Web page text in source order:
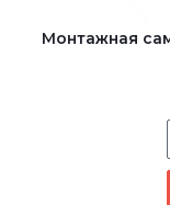
Монтажная